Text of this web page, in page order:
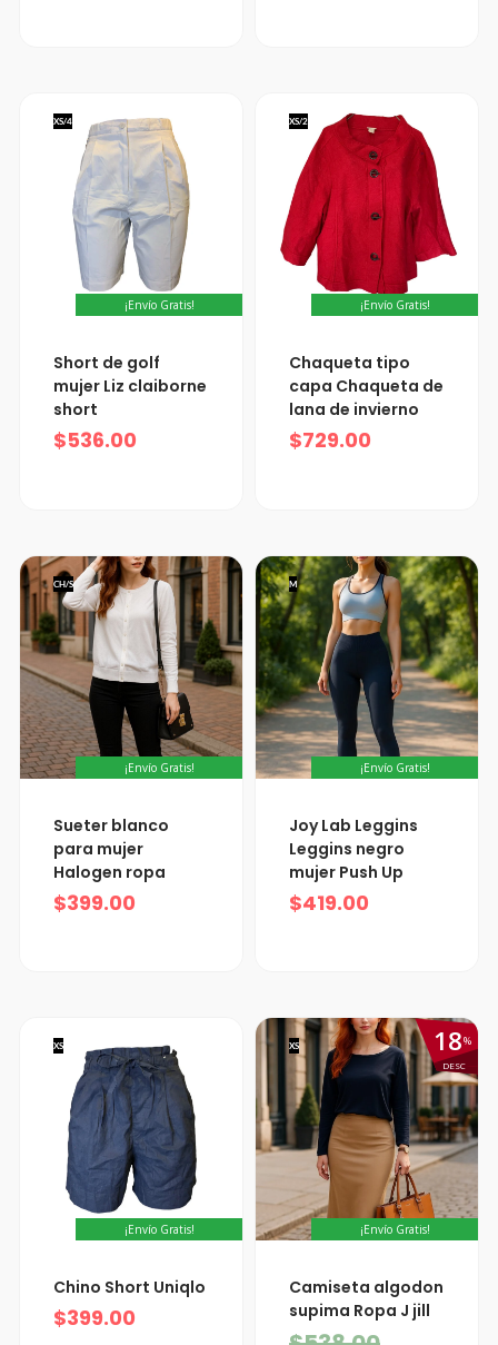
XS/4
¡Envío Gratis!
Short de golf
mujer Liz claiborne
short
$536.00
XS/2
¡Envío Gratis!
Chaqueta tipo
capa Chaqueta de
lana de invierno
$729.00
CH/S
¡Envío Gratis!
Sueter blanco
para mujer
Halogen ropa
$399.00
M
¡Envío Gratis!
Joy Lab Leggins
Leggins negro
mujer Push Up
$419.00
XS
¡Envío Gratis!
Chino Short Uniqlo
$399.00
XS %
DESC
18
¡Envío Gratis!
Camiseta algodon
supima Ropa J jill
El
precio
original
El
precio
actual